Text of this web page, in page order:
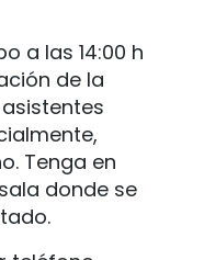
a las 14:00 h
de la
asistentes
Tenga en
donde se